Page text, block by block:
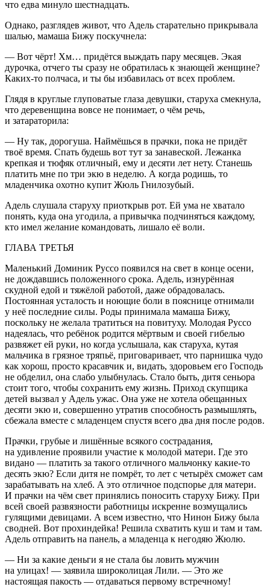
что едва минуло шестнадцать.
Однако, разглядев живот, что Адель старательно прикрывала
шалью, мамаша Бижу поскучнела:
— Вот чёрт! Хм… придётся выждать пару месяцев. Экая
дурочка, отчего ты сразу не обратилась к знающей женщине?
Каких-то полчаса, и ты бы избавилась от всех проблем.
Глядя в круглые глуповатые глаза девушки, старуха смекнула,
что деревенщина вовсе не понимает, о чём речь,
и затараторила:
— Ну так, дорогуша. Наймёшься в прачки, пока не придёт
твоё время. Спать будешь вот тут за занавеской. Лежанка
крепкая и тюфяк отличный, ему и десяти лет нету. Станешь
платить мне по три экю в неделю. А когда родишь, то
младенчика охотно купит Жюль Гнилозубый.
Адель слушала старуху приоткрыв рот. Ей ума не хватало
понять, куда она угодила, а привычка подчиняться каждому,
кто имел желание командовать, лишало её воли.
ГЛАВА ТРЕТЬЯ
Маленький Доминик Руссо появился на свет в конце осени,
не дождавшись положенного срока. Адель, изнурённая
скудной едой и тяжёлой работой, даже обрадовалась.
Постоянная усталость и ноющие боли в пояснице отнимали
у неё последние силы. Роды принимала мамаша Бижу,
поскольку не желала тратиться на повитуху. Молодая Руссо
надеялась, что ребёнок родится мёртвым и своей гибелью
развяжет ей руки, но когда услышала, как старуха, кутая
мальчика в грязное тряпьё, приговаривает, что парнишка чудо
как хорош, просто красавчик и, видать, здоровьем его Господь
не обделил, она слабо улыбнулась. Стало быть, дитя сеньора
стоит того, чтобы сохранить ему жизнь. Приход скупщика
детей вызвал у Адель ужас. Она уже не хотела обещанных
десяти экю и, совершенно утратив способность размышлять,
сбежала вместе с младенцем спустя всего два дня после родов.
Прачки, грубые и лишённые всякого сострадания,
на удивление проявили участие к молодой матери. Где это
видано — платить за такого отличного мальчонку какие-то
десять экю? Если дитя не помрёт, то лет с четырёх сможет сам
зарабатывать на хлеб. А это отличное подспорье для матери.
И прачки на чём свет принялись поносить старуху Бижу. При
всей своей развязности работницы искренне возмущались
гулящими девицами. А всем известно, что Нинон Бижу была
сводней. Вот прохиндейка! Решила схватить куш и там и там.
Адель отправить на панель, а младенца к негодяю Жюлю.
— Ни за какие деньги я не стала бы ловить мужчин
на улицах! — заявила широколицая Лили. — Это же
настоящая пакость — отдаваться первому встречному!